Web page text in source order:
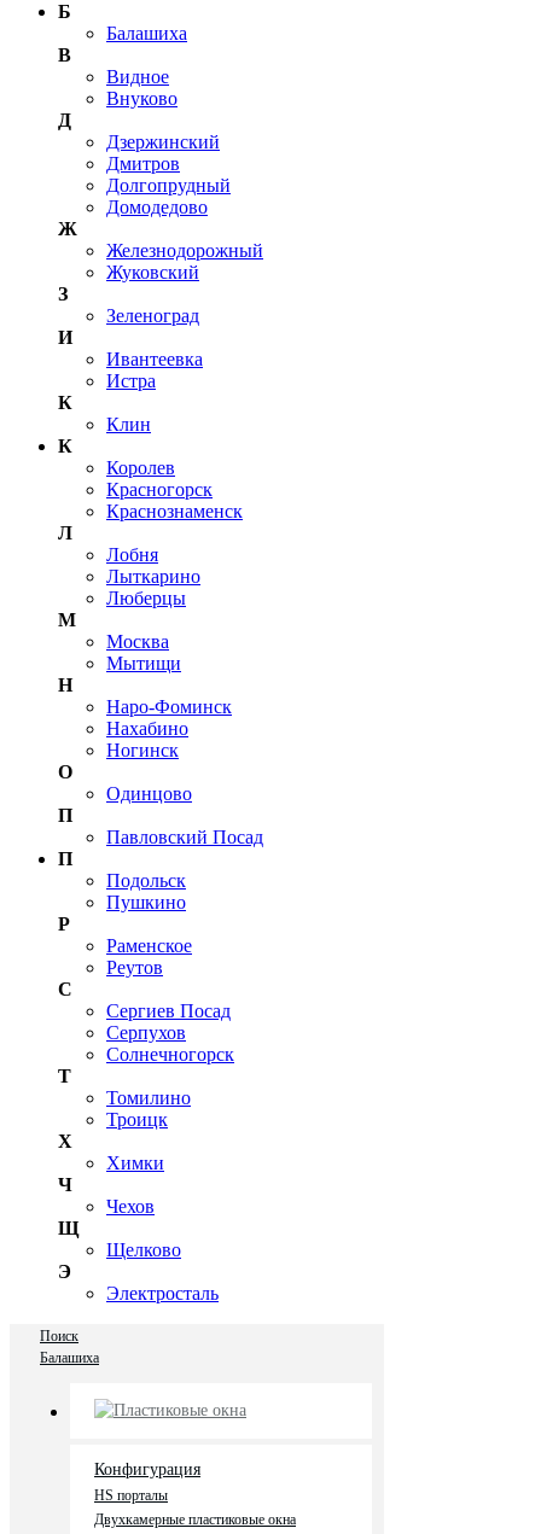
Б
Балашиха
В
Видное
Внуково
Д
Дзержинский
Дмитров
Долгопрудный
Домодедово
Ж
Железнодорожный
Жуковский
З
Зеленоград
И
Ивантеевка
Истра
К
Клин
К
Королев
Красногорск
Краснознаменск
Л
Лобня
Лыткарино
Люберцы
М
Москва
Мытищи
Н
Наро-Фоминск
Нахабино
Ногинск
О
Одинцово
П
Павловский Посад
П
Подольск
Пушкино
Р
Раменское
Реутов
С
Сергиев Посад
Серпухов
Солнечногорск
Т
Томилино
Троицк
Х
Химки
Ч
Чехов
Щ
Щелково
Э
Электросталь
Поиск
Балашиха
Пластиковые окна
Конфигурация
HS порталы
Двухкамерные пластиковые окна